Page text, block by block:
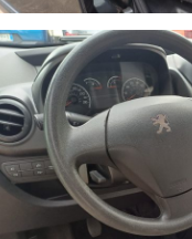
di pagamento per
e/o dati errati, chiedo